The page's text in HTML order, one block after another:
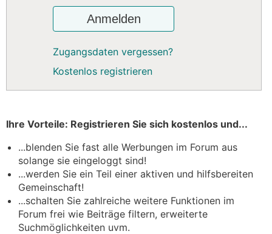
Anmelden
Zugangsdaten vergessen?
Kostenlos registrieren
Ihre Vorteile: Registrieren Sie sich kostenlos und...
...blenden Sie fast alle Werbungen im Forum aus
solange sie eingeloggt sind!
...werden Sie ein Teil einer aktiven und hilfsbereiten
Gemeinschaft!
...schalten Sie zahlreiche weitere Funktionen im
Forum frei wie Beiträge filtern, erweiterte
Suchmöglichkeiten uvm.